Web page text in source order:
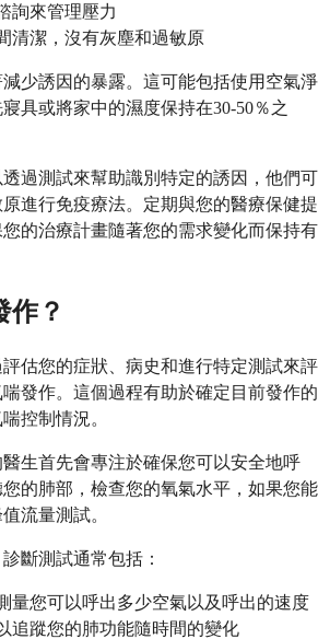
詢來管理壓力
清潔，沒有灰塵和過敏原
少誘因的暴露。這可能包括使用空氣淨
具或將家中的濕度保持在30-50％之
過測試來幫助識別特定的誘因，他們可
進行免疫療法。定期與您的醫療保健提
的治療計畫隨著您的需求變化而保持有
作？
估您的症狀、病史和進行特定測試來評
發作。這個過程有助於確定目前發作的
控制情況。
生首先會專注於確保您可以安全地呼
的肺部，檢查您的氧氣水平，如果您能
流量測試。
斷測試通常包括：
量您可以呼出多少空氣以及呼出的速度
追蹤您的肺功能隨時間的變化